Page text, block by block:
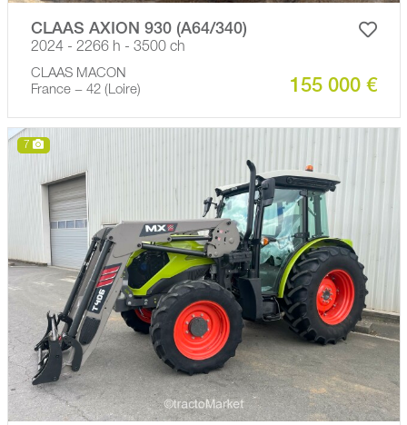
CLAAS AXION 930 (A64/340)
2024 - 2266 h - 3500 ch
CLAAS MACON
France − 42 (Loire)
155 000 €
7